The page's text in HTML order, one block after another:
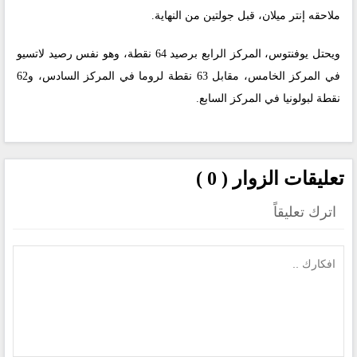
ملاحقه إنتر ميلان، قبل جولتين من النهاية.
ويحتل يوفنتوس، المركز الرابع برصيد 64 نقطة، وهو نفس رصيد لاتسيو
في المركز الخامس، مقابل 63 نقطة لروما في المركز السادس، و62
نقطة لبولونيا في المركز السابع.
تعليقات الزوار ( 0 )
اترك تعليقاً